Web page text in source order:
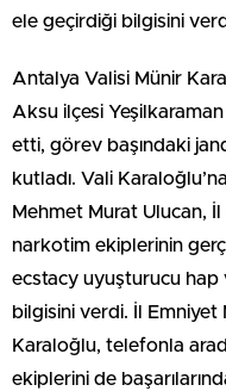
ele geçirdiği bilgisini
Antalya Valisi Münir
Aksu ilçesi
etti, görev başındaki
kutladı. Vali
Mehmet Murat Ulucan,
narkotim ekiplerinin
ecstacy uyuşturucu
bilgisini verdi. İl Emniyet
Karaloğlu, telefonla
ekiplerini de